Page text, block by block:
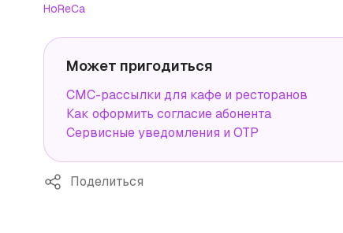
HoReCa
Может пригодиться
СМС-рассылки для кафе и ресторанов
Как оформить согласие абонента
Сервисные уведомления и OTP
Поделиться